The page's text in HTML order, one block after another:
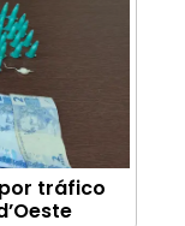
tráfico